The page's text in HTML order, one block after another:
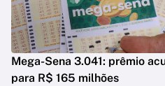
Mega-Sena 3.041: prêmio
para R$ 165 milhões